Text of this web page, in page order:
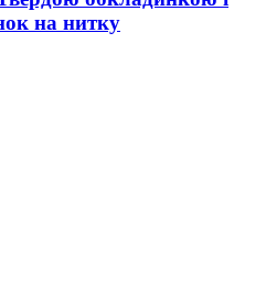
на нитку